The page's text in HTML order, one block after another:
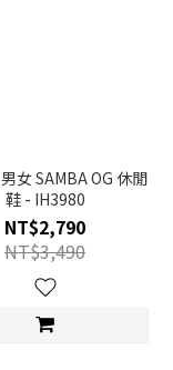
女 SAMBA OG 休閒
鞋 - IH3980
NT$2,790
NT$3,490